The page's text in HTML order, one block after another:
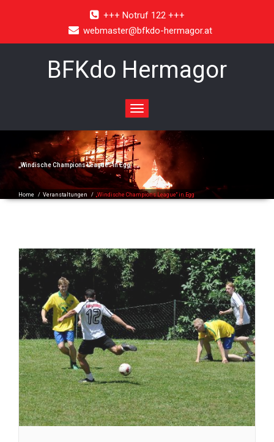
+++ Notruf 122 +++
webmaster@bfkdo-hermagor.at
BFKdo Hermagor
Toggle
navigation
„Windische Champions League“ in Egg
Home / Veranstaltungen / „Windische Champions League“ in Egg